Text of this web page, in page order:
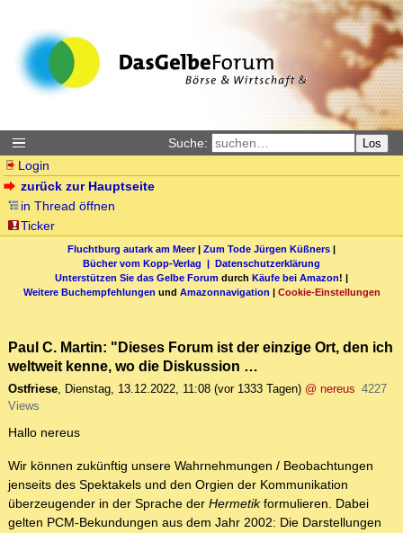
Suche: Los
Login
zurück zur Hauptseite
in Thread öffnen
Ticker
Fluchtburg autark am Meer| Zum Tode Jürgen Küßners |
Bücher vom Kopp-Verlag | Datenschutzerklärung
Unterstützen Sie das Gelbe Forum durch Käufe bei Amazon! |
Weitere Buchempfehlungen und Amazonnavigation | Cookie-Einstellungen
Paul C. Martin: "Dieses Forum ist der einzige Ort, den ich
weltweit kenne, wo die Diskussion …
Ostfriese, Dienstag, 13.12.2022, 11:08 (vor 1333 Tagen) @ nereus 4227
Views
Hallo nereus
Wir können zukünftig unsere Wahrnehmungen / Beobachtungen
jenseits des Spektakels und den Orgien der Kommunikation
überzeugender in der Sprache der Hermetikformulieren. Dabei
gelten PCM-Bekundungen aus dem Jahr 2002: Die Darstellungen